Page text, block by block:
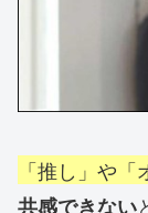
「推し」や
共感できない